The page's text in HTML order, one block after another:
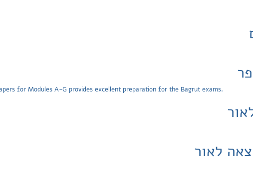
for Modules A-G provides excellent preparation for the Bagrut exams.
לאור